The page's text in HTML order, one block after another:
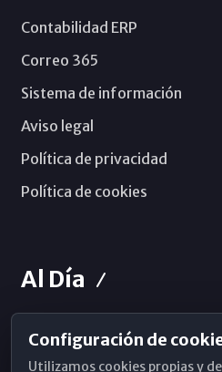
Contabilidad ERP
Correo 365
Sistema de información
Aviso legal
Política de privacidad
Política de cookies
Al Día
Horarios de Misa
Configuración de
Utilizamos cookies propias y